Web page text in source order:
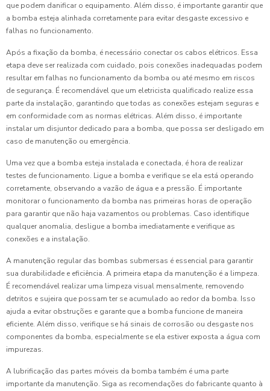
que podem danificar o equipamento. Além disso, é importante garantir que
a bomba esteja alinhada corretamente para evitar desgaste excessivo e
falhas no funcionamento.
Após a fixação da bomba, é necessário conectar os cabos elétricos. Essa
etapa deve ser realizada com cuidado, pois conexões inadequadas podem
resultar em falhas no funcionamento da bomba ou até mesmo em riscos
de segurança. É recomendável que um eletricista qualificado realize essa
parte da instalação, garantindo que todas as conexões estejam seguras e
em conformidade com as normas elétricas. Além disso, é importante
instalar um disjuntor dedicado para a bomba, que possa ser desligado em
caso de manutenção ou emergência.
Uma vez que a bomba esteja instalada e conectada, é hora de realizar
testes de funcionamento. Ligue a bomba e verifique se ela está operando
corretamente, observando a vazão de água e a pressão. É importante
monitorar o funcionamento da bomba nas primeiras horas de operação
para garantir que não haja vazamentos ou problemas. Caso identifique
qualquer anomalia, desligue a bomba imediatamente e verifique as
conexões e a instalação.
A manutenção regular das bombas submersas é essencial para garantir
sua durabilidade e eficiência. A primeira etapa da manutenção é a limpeza.
É recomendável realizar uma limpeza visual mensalmente, removendo
detritos e sujeira que possam ter se acumulado ao redor da bomba. Isso
ajuda a evitar obstruções e garante que a bomba funcione de maneira
eficiente. Além disso, verifique se há sinais de corrosão ou desgaste nos
componentes da bomba, especialmente se ela estiver exposta a água com
impurezas.
A lubrificação das partes móveis da bomba também é uma parte
importante da manutenção. Siga as recomendações do fabricante quanto à